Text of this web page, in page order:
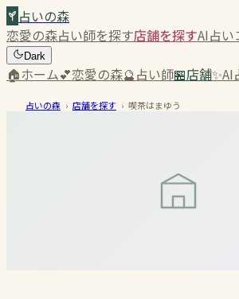
占いの森
恋愛の森占い師を探す店舗を探すAI占い
Dark
🏠ホーム💕恋愛の森🔮占い師🏪店舗✨AI
占いの森 › 店舗を探す › 喫茶はまゆう